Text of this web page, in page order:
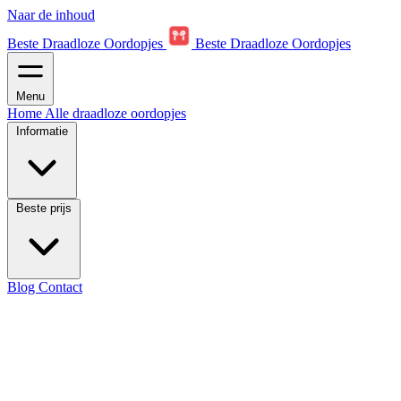
Naar de inhoud
Beste Draadloze Oordopjes
Beste Draadloze Oordopjes
Menu
Home Alle draadloze oordopjes
Informatie
Beste prijs
Blog Contact